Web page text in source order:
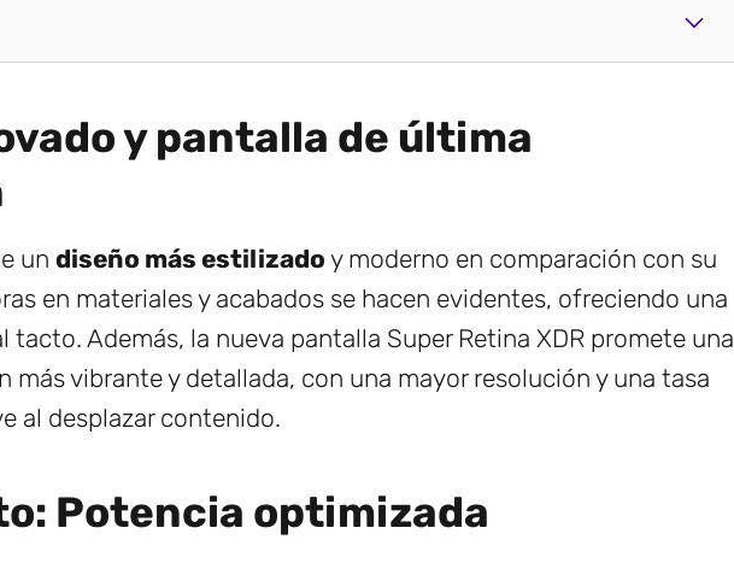
y pantalla de última
un diseño más estilizado y moderno en comparación con su
en materiales y acabados se hacen evidentes, ofreciendo una
tacto. Además, la nueva pantalla Super Retina XDR promete una
más vibrante y detallada, con una mayor resolución y una tasa
al desplazar contenido.
Potencia optimizada